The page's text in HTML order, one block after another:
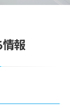
報